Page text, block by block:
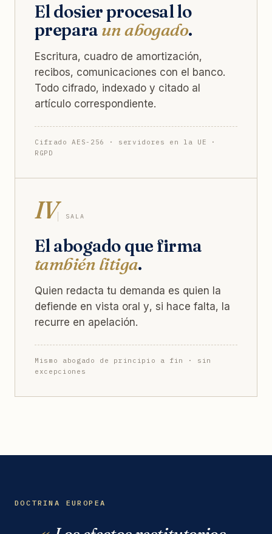
El dosier procesal lo
prepara un abogado.
Escritura, cuadro de amortización,
recibos, comunicaciones con el banco.
Todo cifrado, indexado y citado al
artículo correspondiente.
Cifrado AES-256 · servidores en la UE ·
RGPD
IV SALA
El abogado que firma
también litiga.
Quien redacta tu demanda es quien la
defiende en vista oral y, si hace falta, la
recurre en apelación.
Mismo abogado de principio a fin · sin
excepciones
DOCTRINA EUROPEA